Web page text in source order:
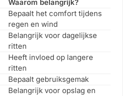
Waarom belangrijk?
Bepaalt het comfort tijdens
regen en wind
Belangrijk voor dagelijkse
ritten
Heeft invloed op langere
ritten
Bepaalt gebruiksgemak
Belangrijk voor opslag en